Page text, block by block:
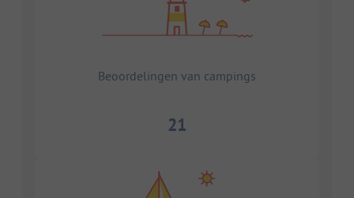
Beoordelingen van campings
21